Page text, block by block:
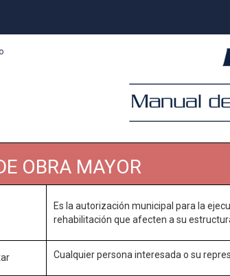
OBRA MAYOR
Es la autorización municipal para la
rehabilitación que afecten a su
Cualquier persona interesada o su